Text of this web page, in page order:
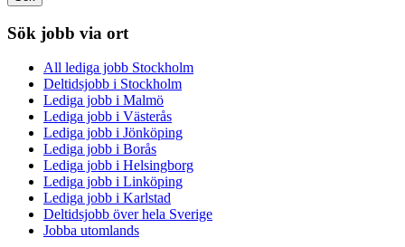
Sök jobb via ort
All lediga jobb Stockholm
Deltidsjobb i Stockholm
Lediga jobb i Malmö
Lediga jobb i Västerås
Lediga jobb i Jönköping
Lediga jobb i Borås
Lediga jobb i Helsingborg
Lediga jobb i Linköping
Lediga jobb i Karlstad
Deltidsjobb över hela Sverige
Jobba utomlands